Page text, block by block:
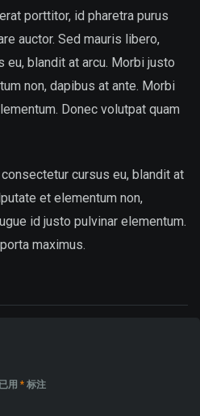
porttitor, id pharetra purus
auctor. Sed mauris libero,
blandit at arcu. Morbi justo
non, dapibus at ante. Morbi
Donec volutpat quam
cursus eu, blandit at
et elementum non,
id justo pulvinar elementum.
maximus.
用 * 标注